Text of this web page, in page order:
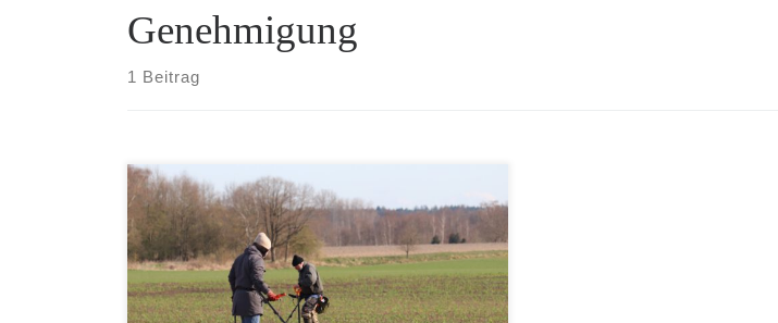
Genehmigung
1 Beitrag
Die Suche mit Metalldetektoren erfreut sich
immer größerer Beliebtheit, ist in
Niedersachsen aber genehmigungspflichtig.
Daher hat die Kreisarchäologie Rotenburg
einen ersten eigenen Praxiskurs angeboten. Am
vergangenem Samstag war ein seltsames